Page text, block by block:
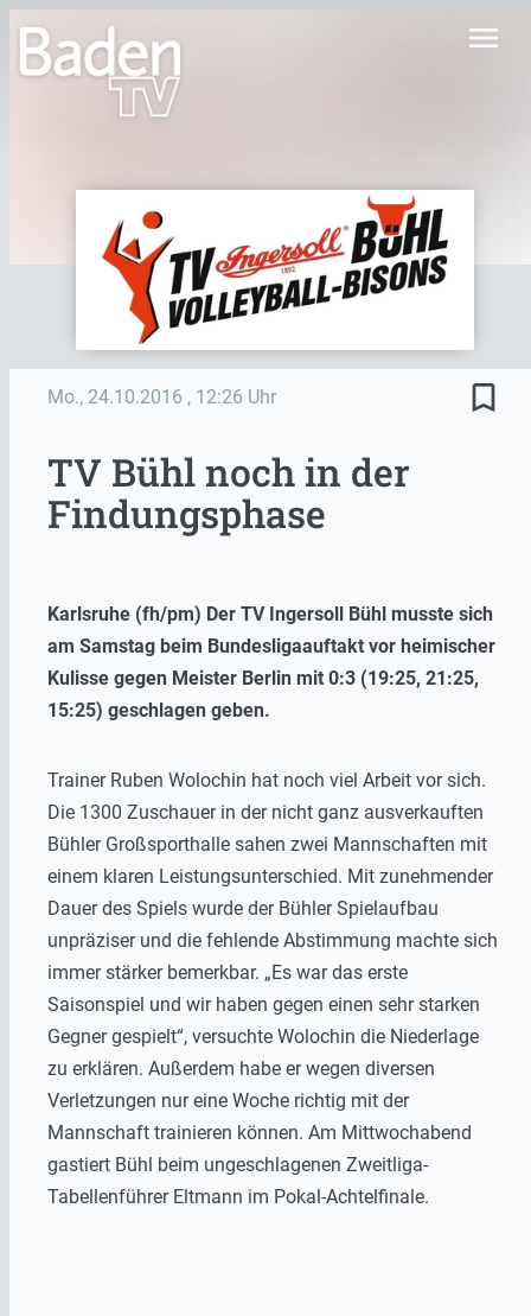
menu
Mo., 24.10.2016 , 12:26 Uhr bookmark_border
TV Bühl noch in der
Findungsphase
Karlsruhe (fh/pm) Der TV Ingersoll Bühl musste sich
am Samstag beim Bundesligaauftakt vor heimischer
Kulisse gegen Meister Berlin mit 0:3 (19:25, 21:25,
15:25) geschlagen geben.
Trainer Ruben Wolochin hat noch viel Arbeit vor sich.
Die 1300 Zuschauer in der nicht ganz ausverkauften
Bühler Großsporthalle sahen zwei Mannschaften mit
einem klaren Leistungsunterschied. Mit zunehmender
Dauer des Spiels wurde der Bühler Spielaufbau
unpräziser und die fehlende Abstimmung machte sich
immer stärker bemerkbar. „Es war das erste
Saisonspiel und wir haben gegen einen sehr starken
Gegner gespielt“, versuchte Wolochin die Niederlage
zu erklären. Außerdem habe er wegen diversen
Verletzungen nur eine Woche richtig mit der
Mannschaft trainieren können. Am Mittwochabend
gastiert Bühl beim ungeschlagenen Zweitliga-
Tabellenführer Eltmann im Pokal-Achtelfinale.